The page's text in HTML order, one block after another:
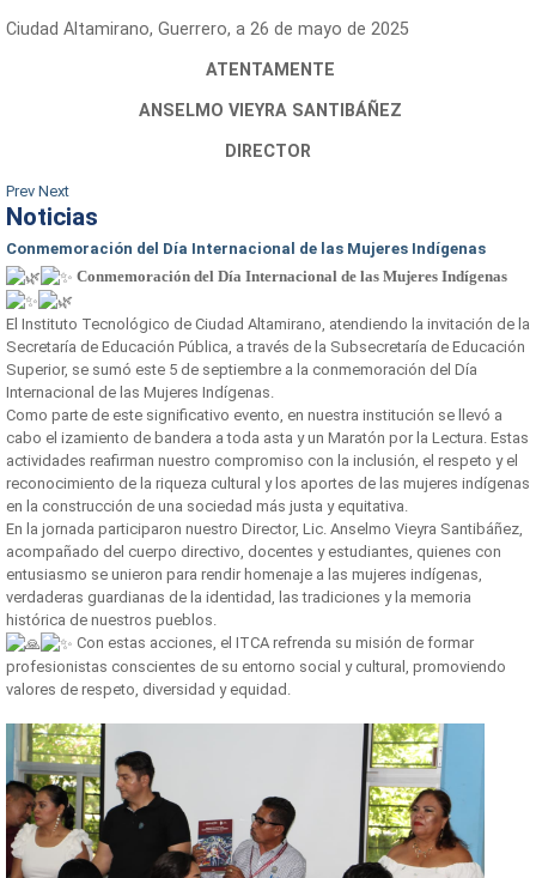
Ciudad Altamirano, Guerrero, a 26 de mayo de 2025
ATENTAMENTE
ANSELMO VIEYRA SANTIBÁÑEZ
DIRECTOR
Prev Next
Noticias
Conmemoración del Día Internacional de las Mujeres Indígenas
Conmemoración del Día Internacional de las Mujeres Indígenas
El Instituto Tecnológico de Ciudad Altamirano, atendiendo la invitación de la
Secretaría de Educación Pública, a través de la Subsecretaría de Educación
Superior, se sumó este 5 de septiembre a la conmemoración del Día
Internacional de las Mujeres Indígenas.
Como parte de este significativo evento, en nuestra institución se llevó a
cabo el izamiento de bandera a toda asta y un Maratón por la Lectura. Estas
actividades reafirman nuestro compromiso con la inclusión, el respeto y el
reconocimiento de la riqueza cultural y los aportes de las mujeres indígenas
en la construcción de una sociedad más justa y equitativa.
En la jornada participaron nuestro Director, Lic. Anselmo Vieyra Santibáñez,
acompañado del cuerpo directivo, docentes y estudiantes, quienes con
entusiasmo se unieron para rendir homenaje a las mujeres indígenas,
verdaderas guardianas de la identidad, las tradiciones y la memoria
histórica de nuestros pueblos.
Con estas acciones, el ITCA refrenda su misión de formar
profesionistas conscientes de su entorno social y cultural, promoviendo
valores de respeto, diversidad y equidad.